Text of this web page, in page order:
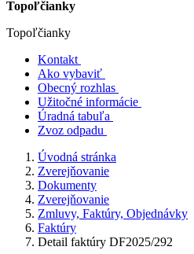
Topoľčianky
Topoľčianky
Kontakt
Ako vybaviť
Obecný rozhlas
Užitočné informácie
Úradná tabuľa
Zvoz odpadu
Úvodná stránka
Zverejňovanie
Dokumenty
Zverejňovanie
Zmluvy, Faktúry, Objednávky
Faktúry
Detail faktúry DF2025/292